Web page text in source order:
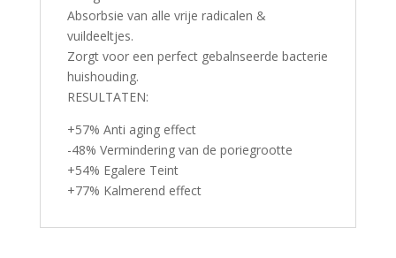
Absorbsie van alle vrije radicalen &
vuildeeltjes.
Zorgt voor een perfect gebalnseerde bacterie
huishouding.
RESULTATEN:
+57% Anti aging effect
-48% Vermindering van de poriegrootte
+54% Egalere Teint
+77% Kalmerend effect